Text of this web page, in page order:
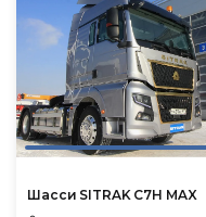
Шасси SITRAK C7H MAX